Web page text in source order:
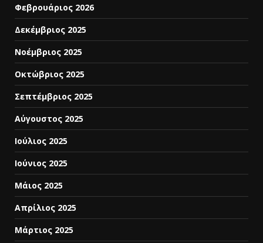
Φεβρουάριος 2026
Δεκέμβριος 2025
Νοέμβριος 2025
Οκτώβριος 2025
Σεπτέμβριος 2025
Αύγουστος 2025
Ιούλιος 2025
Ιούνιος 2025
Μάιος 2025
Απρίλιος 2025
Μάρτιος 2025